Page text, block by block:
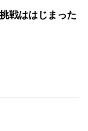
戦ははじまった